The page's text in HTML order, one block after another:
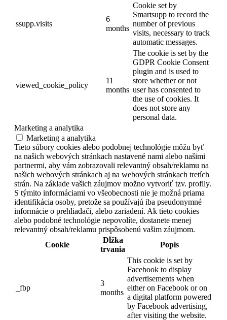
ssupp.visits
6
months
Cookie set by
Smartsupp to record the
number of previous
visits, necessary to track
automatic messages.
viewed_cookie_policy
11
months
The cookie is set by the
GDPR Cookie Consent
plugin and is used to
store whether or not
user has consented to
the use of cookies. It
does not store any
personal data.
Marketing a analytika
Marketing a analytika
Tieto súbory cookies alebo podobnej technológie môžu byť
na našich webových stránkach nastavené nami alebo našimi
partnermi, aby vám zobrazovali relevantný obsah/reklamu na
našich webových stránkach aj na webových stránkach tretích
strán. Na základe vašich záujmov možno vytvoriť tzv. profily.
S týmito informáciami vo všeobecnosti nie je možná priama
identifikácia osoby, pretože sa používajú iba pseudonymné
informácie o prehliadači, alebo zariadení. Ak tieto cookies
alebo podobné technológie nepovolíte, dostanete menej
relevantný obsah/reklamu prispôsobenú vašim záujmom.
Cookie
Dĺžka
trvania
Popis
_fbp
3
months
This cookie is set by
Facebook to display
advertisements when
either on Facebook or on
a digital platform powered
by Facebook advertising,
after visiting the website.